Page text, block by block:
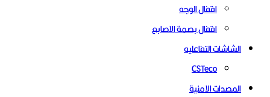
اقفال الوجه
اقفال بصمة الاصابع
الشاشات التفاعليه
CSTeco
المصدات الامنية